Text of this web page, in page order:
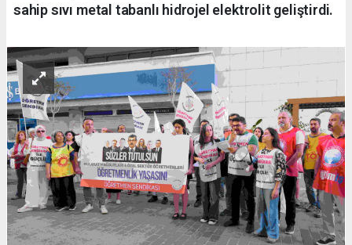
sahip sıvı metal tabanlı hidrojel elektrolit geliştirdi.